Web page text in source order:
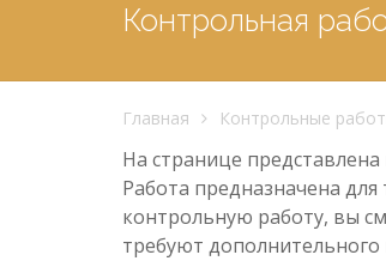
Контрольная
Главная Контрольные
На странице
Работа предназначена
контрольную работу, вы
требуют